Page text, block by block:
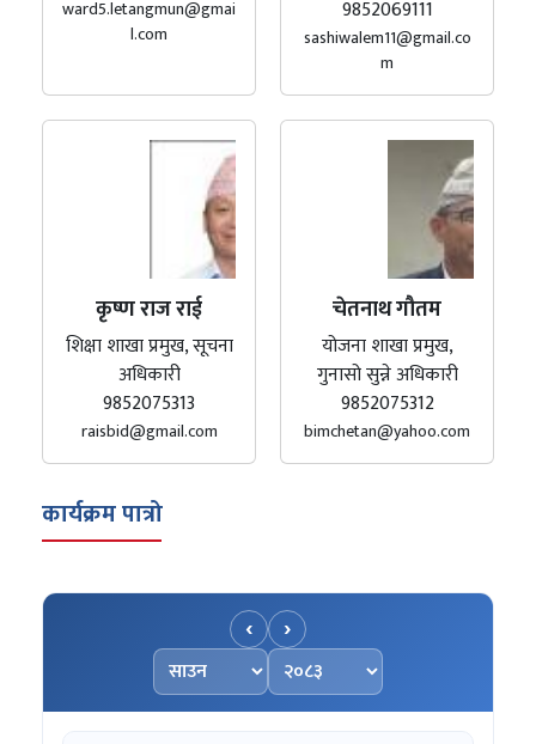
ward5.letangmun@gmai
l.com
9852069111
sashiwalem11@gmail.co
m
कृष्ण राज राई
शिक्षा शाखा प्रमुख, सूचना
अधिकारी
9852075313
raisbid@gmail.com
चेतनाथ गौतम
योजना शाखा प्रमुख,
गुनासो सुन्ने अधिकारी
9852075312
bimchetan@yahoo.com
कार्यक्रम पात्रो
‹
महिना चयन गर्नुहोस्
वर्ष चयन गर्नुहोस्
›